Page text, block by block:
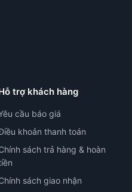
trợ khách hàng
cầu báo giá
khoản thanh toán
sách trả hàng & hoàn
sách giao nhận